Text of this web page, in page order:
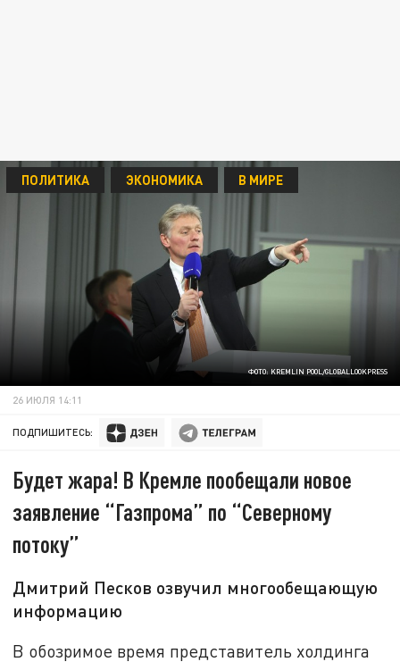
ФОТО: KREMLIN POOL/GLOBALLOOKPRESS
ПОЛИТИКА ЭКОНОМИКА В МИРЕ
26 ИЮЛЯ 14:11
ПОДПИШИТЕСЬ:
Будет жара! В Кремле пообещали новое
заявление “Газпрома” по “Северному
потоку”
Дмитрий Песков озвучил многообещающую
информацию
В обозримое время представитель холдинга